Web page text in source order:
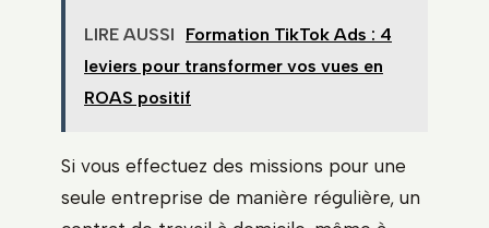
LIRE AUSSI
Formation TikTok Ads : 4
leviers pour transformer vos vues en
ROAS positif
Si vous effectuez des missions pour une
seule entreprise de manière régulière, un